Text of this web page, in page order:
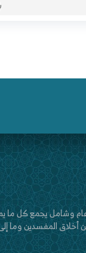
وشامل يجمع كل ما
المفسدين وما